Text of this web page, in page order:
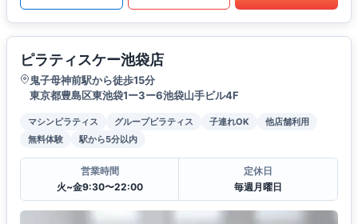
ピラティスケー池袋店
鬼子母神前駅から徒歩15分
東京都豊島区東池袋1ー3ー6池袋山手ビル4F
マシンピラティス グループピラティス 子連れOK
他店舗利用
無料体験
駅から5分以内
営業時間
火~金9:30〜22:00
定休日
毎週月曜日